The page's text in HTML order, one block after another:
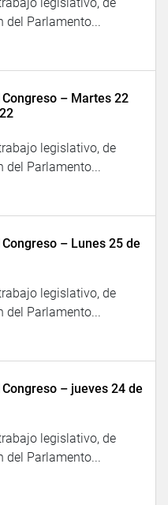
del Parlamento...
– Martes 22
legislativo, de
del Parlamento...
– Lunes 25 de
legislativo, de
del Parlamento...
– jueves 24 de
legislativo, de
del Parlamento...